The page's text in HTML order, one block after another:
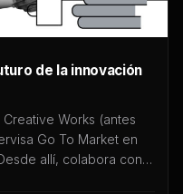
de la innovación
Works (antes
Go To Market en
allí, colabora con